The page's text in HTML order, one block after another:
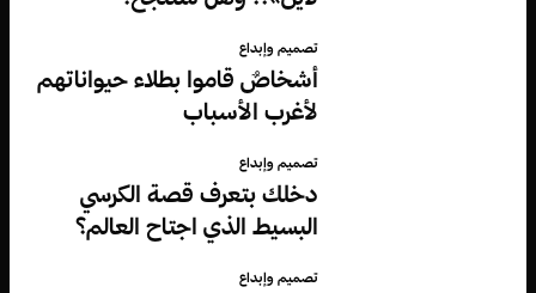
تصميم وإبداع
أشخاصٌ قاموا بطلاء حيواناتهم
لأغرب الأسباب
تصميم وإبداع
دخلك بتعرف قصة الكرسي
البسيط الذي اجتاح العالم؟
تصميم وإبداع